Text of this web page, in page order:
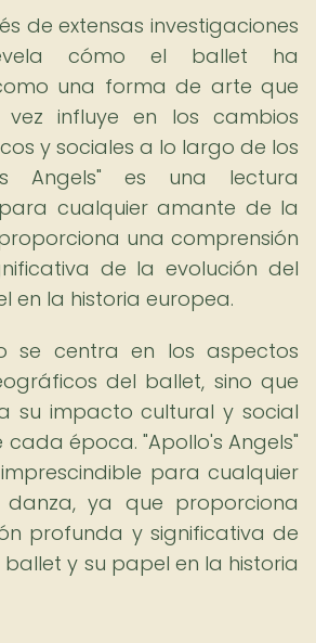
de extensas investigaciones
cómo el ballet ha
una forma de arte que
influye en los cambios
y sociales a lo largo de los
Angels" es una lectura
cualquier amante de la
una comprensión
de la evolución del
en la historia europea.
se centra en los aspectos
del ballet, sino que
su impacto cultural y social
cada época. "Apollo's Angels"
para cualquier
ya que proporciona
profunda y significativa de
y su papel en la historia